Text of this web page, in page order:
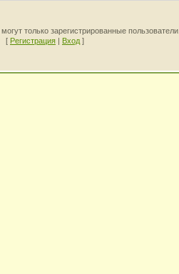
только зарегистрированные пользователи.
[ Регистрация | Вход ]